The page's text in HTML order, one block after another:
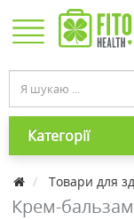
Категорії
Товари для
Крем-бальзам